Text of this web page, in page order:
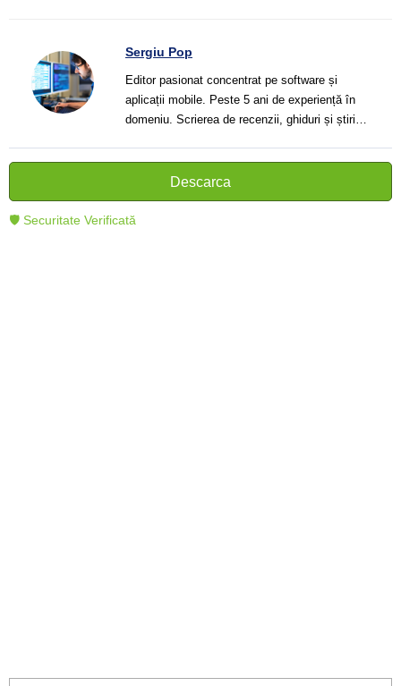
Sergiu Pop
Editor pasionat concentrat pe software și
aplicații mobile. Peste 5 ani de experiență în
domeniu. Scrierea de recenzii, ghiduri și știri.
cititorii să înțeleagă și să folosească mai bine
tehnologia modernă.
Descarca
🛡 Securitate Verificată